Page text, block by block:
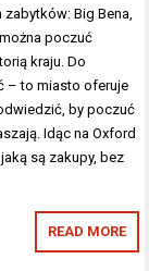
Big Bena,
poczuć
kraju. Do
– to miasto oferuje
by poczuć
Idąc na Oxford
są zakupy, bez
READ MORE